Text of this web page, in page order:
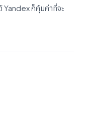
Yandex ก็คุ้มค่าที่จะ